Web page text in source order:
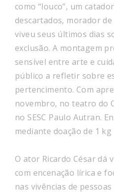
como “louco”, um
descartados, morador de
viveu seus últimos dias
exclusão. A montagem
sensível entre arte e
público a refletir sobre
pertencimento. Com
novembro, no teatro do
no SESC Paulo Autran.
mediante doação de 1
O ator Ricardo César dá
com encenação lírica e
nas vivências de